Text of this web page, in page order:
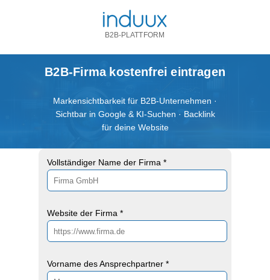
B2B-Firma kostenfrei eintragen
B2B-PLATTFORM
Vollständiger Name der Firma *
Website der Firma *
Vorname des Ansprechpartner *
Markensichtbarkeit für B2B-Unternehmen ·
Sichtbar in Google & KI-Suchen · Backlink
für deine Website